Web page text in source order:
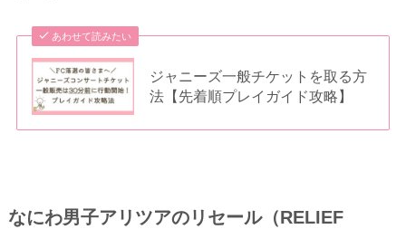
あわせて読みたい
ジャニーズ一般チケットを取る方
法【先着順プレイガイド攻略】
なにわ男子アリツアのリセール（RELIEF